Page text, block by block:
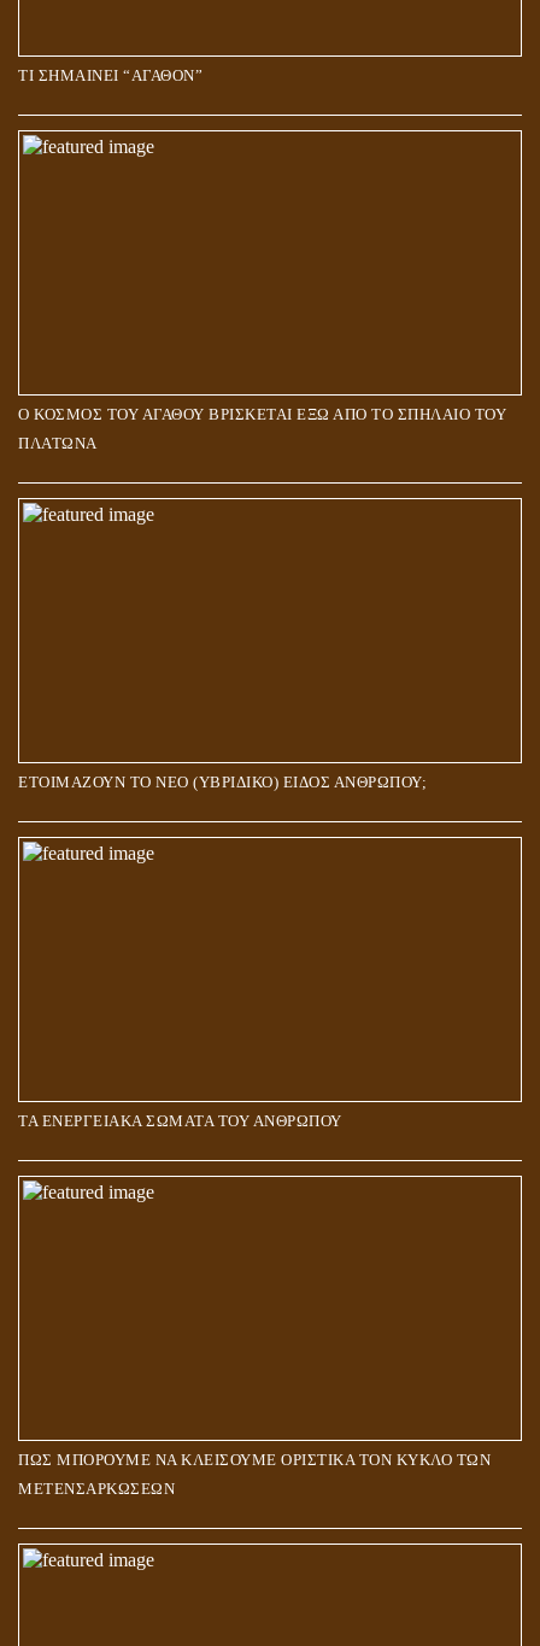
ΤΙ ΣΗΜΑΙΝΕΙ “ΑΓΑΘΟΝ”
Ο ΚΟΣΜΟΣ ΤΟΥ ΑΓΑΘΟΥ ΒΡΙΣΚΕΤΑΙ ΕΞΩ ΑΠΟ ΤΟ ΣΠΗΛΑΙΟ ΤΟΥ
ΠΛΑΤΩΝΑ
ΕΤΟΙΜΑΖΟΥΝ ΤΟ ΝΕΟ (ΥΒΡΙΔΙΚΟ) ΕΙΔΟΣ ΑΝΘΡΩΠΟΥ;
ΤΑ ΕΝΕΡΓΕΙΑΚΑ ΣΩΜΑΤΑ ΤΟΥ ΑΝΘΡΩΠΟΥ
ΠΩΣ ΜΠΟΡΟΥΜΕ ΝΑ ΚΛΕΙΣΟΥΜΕ ΟΡΙΣΤΙΚΑ ΤΟΝ ΚΥΚΛΟ ΤΩΝ
ΜΕΤΕΝΣΑΡΚΩΣΕΩΝ